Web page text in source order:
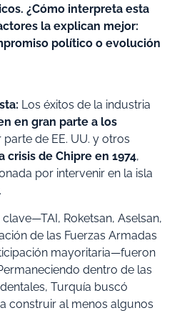
¿Cómo interpreta esta
la explican mejor:
político o evolución
Los éxitos de la industria
en gran parte a los
de EE. UU. y otros
crisis de Chipre en 1974,
por intervenir en la isla
Roketsan, Aselsan,
de las Fuerzas Armadas
mayoritaria—fueron
dentro de las
Turquía buscó
construir al menos algunos